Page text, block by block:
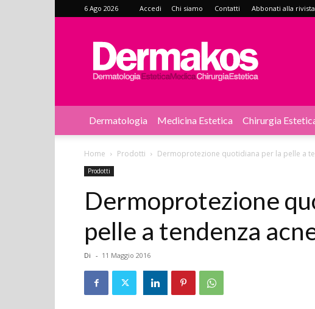
6 Ago 2026 Accedi Chi siamo Contatti Abbonati alla rivista
Dermakos
Dermatologia Medicina Estetica Chirurgia
Home Prodotti Dermoprotezione quotidiana per la pelle a
Prodotti
Dermoprotezione
pelle a tendenza
Di - 11 Maggio 2016